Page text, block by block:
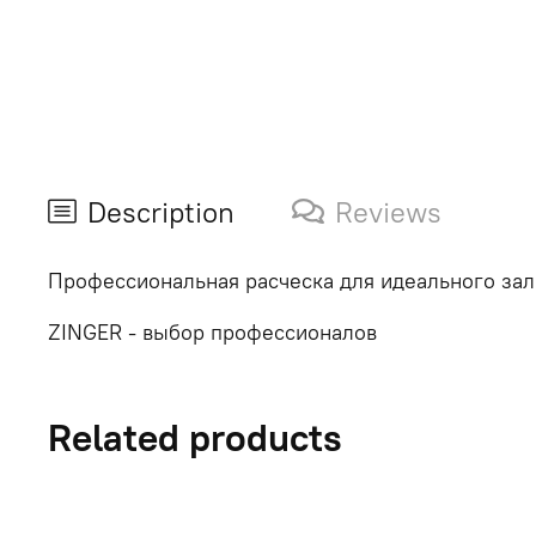
Description Reviews
Профессиональная расческа для идеального
ZINGER - выбор профессионалов
Related products